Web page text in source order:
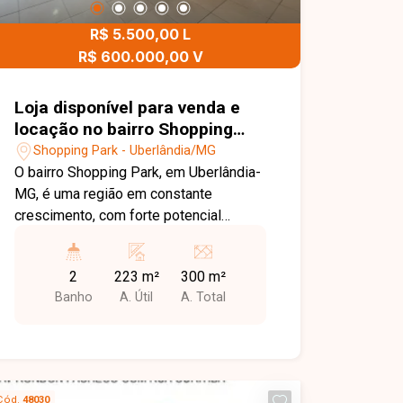
busca um ponto comercial amplo, bem
localizado e com grande potencial de
visibilidade. Entre em contato para mais
conhecer esta loja disponível para
locação em Uberlândia-MG.
R$ 5.500,00 L
R$ 600.000,00 V
Loja disponível para venda e
locação no bairro Shopping
Park em Uberlândia-MG.
Shopping Park - Uberlândia/MG
O bairro Shopping Park, em Uberlândia-
MG, é uma região em constante
crescimento, com forte potencial
moradores. Com infraestrutura em
expansão e fácil acesso a vias
importantes, o bairro é ideal para quem
amplo espaço interno, cozinha e
2
Banho
223 m²
A. Útil
300 m²
A. Total
48030